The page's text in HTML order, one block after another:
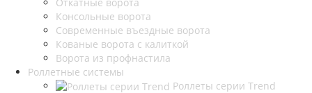
Консольные ворота
Современные въездные ворота
Кованые ворота с калиткой
Ворота из профнастила
Роллетные системы
Роллеты серии Trend